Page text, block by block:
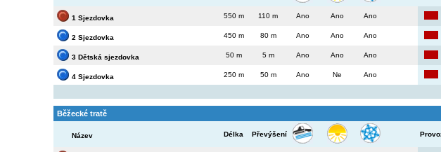
1 Sjezdovka 550 m 110 m Ano Ano Ano
2 Sjezdovka 450 m 80 m Ano Ano Ano
3 Dětská sjezdovka 50 m 5 m Ano Ano Ano
4 Sjezdovka 250 m 50 m Ano Ne Ano
Běžecké tratě
Název Délka Převýšení